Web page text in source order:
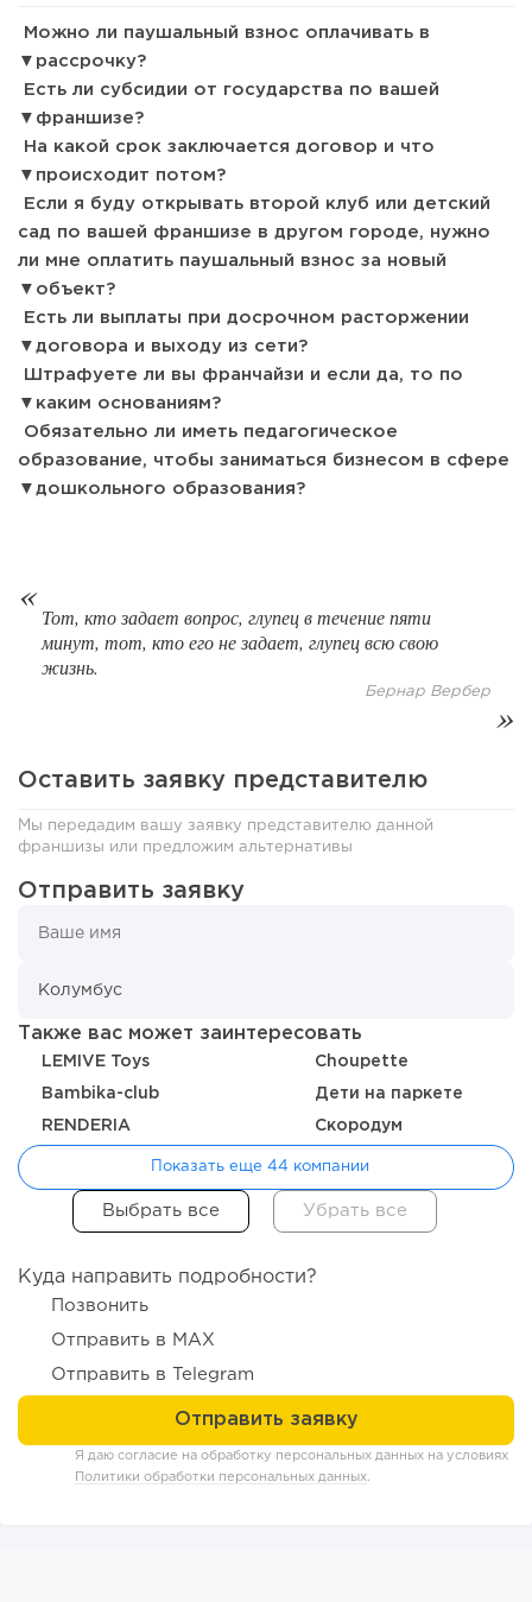
Coffee Way приступил к масштабированию собственной
модели производства...
От стартапа за 30 тысяч рублей до бизнеса стоимостью
176
Отзыв SSL-сертификатов у банков: как это влияет на
российский...
Можно ли паушальный взнос оплачивать в
рассрочку?
Есть ли субсидии от государства по вашей
франшизе?
На какой срок заключается договор и что
происходит потом?
Если я буду открывать второй клуб или детский
сад по вашей франшизе в другом городе, нужно
ли мне оплатить паушальный взнос за новый
объект?
Есть ли выплаты при досрочном расторжении
договора и выходу из сети?
Штрафуете ли вы франчайзи и если да, то по
каким основаниям?
Обязательно ли иметь педагогическое
образование, чтобы заниматься бизнесом в сфере
дошкольного образования?
Тот, кто задает вопрос, глупец в течение пяти
минут, тот, кто его не задает, глупец всю свою
жизнь.
Бернар Вербер
Оставить заявку представителю
Мы передадим вашу заявку представителю данной
франшизы или предложим альтернативы
Отправить заявку
Также вас может заинтересовать
LEMIVE Toys Choupette
Bambika-club Дети на паркете
RENDERIA Скородум
Показать еще 44 компании
Куда направить подробности?
Позвонить
Отправить в MAX
Отправить в Telegram
Я даю согласие на обработку персональных данных на условиях
Политики обработки персональных данных